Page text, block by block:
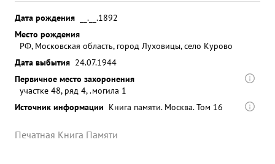
Дата рождения
__.__.1892
Место рождения
РФ, Московская область, город Луховицы, село Курово
Дата выбытия 24.07.1944
Первичное место захоронения
участке 48, ряд 4, .могила 1
Источник информации Книга памяти. Москва. Том 16
Печатная Книга Памяти